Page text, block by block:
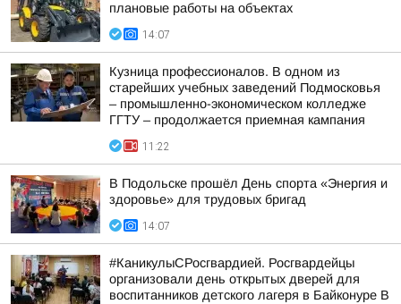
плановые работы на объектах
14:07
Кузница профессионалов. В одном из
старейших учебных заведений Подмосковья
– промышленно-экономическом колледже
ГГТУ – продолжается приемная кампания
11:22
В Подольске прошёл День спорта «Энергия и
здоровье» для трудовых бригад
14:07
#КаникулыСРосгвардией. Росгвардейцы
организовали день открытых дверей для
воспитанников детского лагеря в Байконуре В